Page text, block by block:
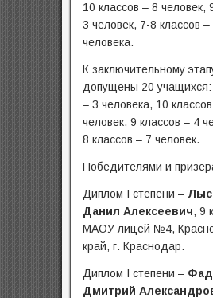
10 классов – 8 человек,
3 человек, 7-8 классов –
человека.
К заключительному
допущены 20 учащихся:
– 3 человека, 10
человек, 9 классов – 4
8 классов – 7 человек.
Победителями и
Диплом I степени –
Данил Алексеевич, 9
МАОУ лицей №4,
край, г. Краснодар.
Диплом I степени –
Дмитрий